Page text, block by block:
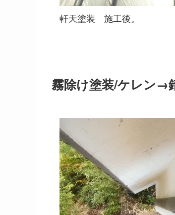
軒天塗装 施工後。
霧除け塗装/ケレン→